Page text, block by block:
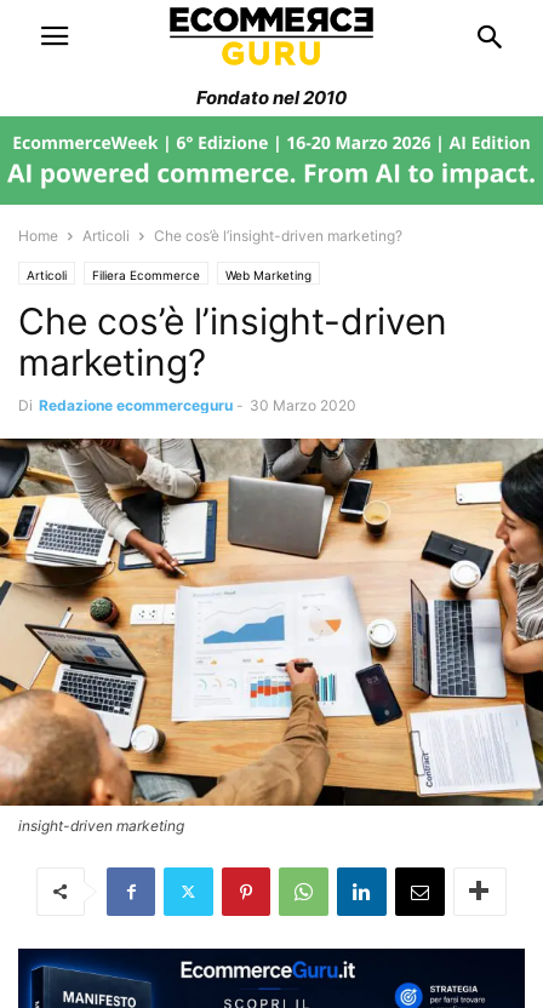
Fondato nel 2010
Home Articoli Che cos’è l’insight-driven marketing?
Articoli Filiera Ecommerce Web Marketing
Che cos’è l’insight-driven
marketing?
Di Redazione ecommerceguru - 30 Marzo 2020
insight-driven marketing